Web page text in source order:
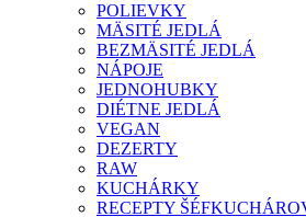
POLIEVKY
MÄSITÉ JEDLÁ
BEZMÄSITÉ JEDLÁ
NÁPOJE
JEDNOHUBKY
DIÉTNE JEDLÁ
VEGAN
DEZERTY
RAW
KUCHÁRKY
RECEPTY